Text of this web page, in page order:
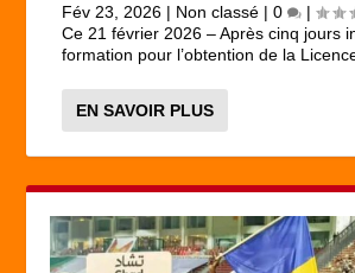
Fév 23, 2026 | Non classé |0
|
Ce 21 février 2026 – Après cinq jours
formation pour l’obtention de la Licence
EN SAVOIR PLUS